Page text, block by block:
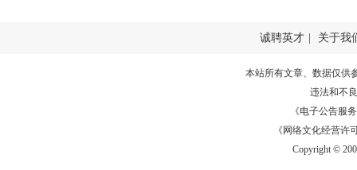
诚聘英才 关于我
本站所有文章、数据仅供
违法和不
《电子公告服务
《网络文化经营许
Copyright ©